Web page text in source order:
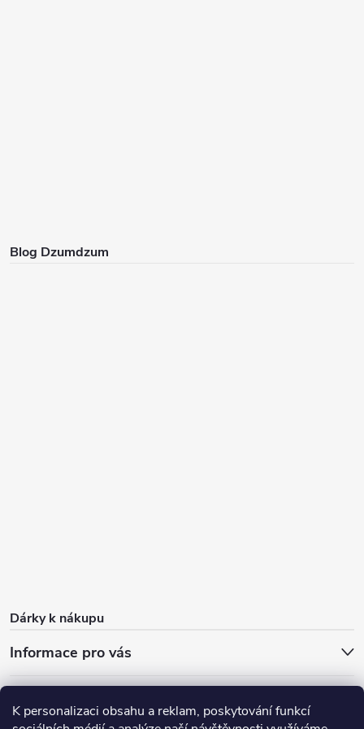
K personalizaci obsahu a reklam, poskytování funkcí
Blog Dzumdzum
Dárky k nákupu
Informace pro vás
Dárky k nákupu
Doprava zdarma od 1 000 Kč Blog